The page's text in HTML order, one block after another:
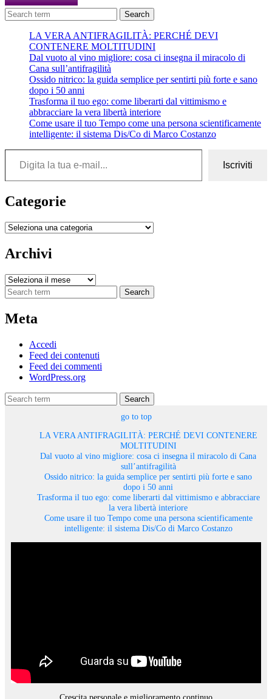
Search
LA VERA ANTIFRAGILITÀ: PERCHÉ DEVI
CONTENERE MOLTITUDINI
Dal vuoto al vino migliore: cosa ci insegna il miracolo di
Cana sull’antifragilità
Ossido nitrico: la guida semplice per sentirti più forte e sano
dopo i 50 anni
Trasforma il tuo ego: come liberarti dal vittimismo e
abbracciare la vera libertà interiore
Come usare il tuo Tempo come una persona scientificamente
intelligente: il sistema Dis/Co di Marco Costanzo
Digita la tua e-mail...
Iscriviti
Categorie
Categorie
Archivi
Archivi
Search
Meta
Accedi
Feed dei contenuti
Feed dei commenti
WordPress.org
Search
go to top
LA VERA ANTIFRAGILITÀ: PERCHÉ DEVI CONTENERE
MOLTITUDINI
Dal vuoto al vino migliore: cosa ci insegna il miracolo di Cana
sull’antifragilità
Ossido nitrico: la guida semplice per sentirti più forte e sano
dopo i 50 anni
Trasforma il tuo ego: come liberarti dal vittimismo e abbracciare
la vera libertà interiore
Come usare il tuo Tempo come una persona scientificamente
intelligente: il sistema Dis/Co di Marco Costanzo
Crescita personale e miglioramento continuo